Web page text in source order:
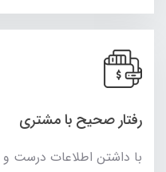
رفتار صحیح با مشتری
با داشتن اطلاعات درست